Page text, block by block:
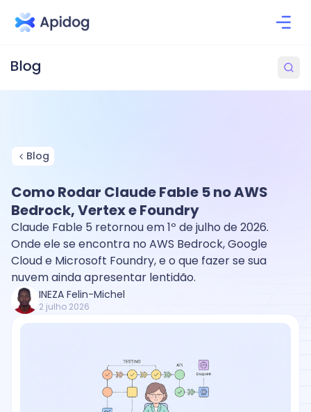
Blog
Como Rodar Claude Fable 5 no AWS
Bedrock, Vertex e Foundry
Claude Fable 5 retornou em 1º de julho de 2026.
Onde ele se encontra no AWS Bedrock, Google
Cloud e Microsoft Foundry, e o que fazer se sua
nuvem ainda apresentar lentidão.
INEZA Felin-Michel
2 julho 2026